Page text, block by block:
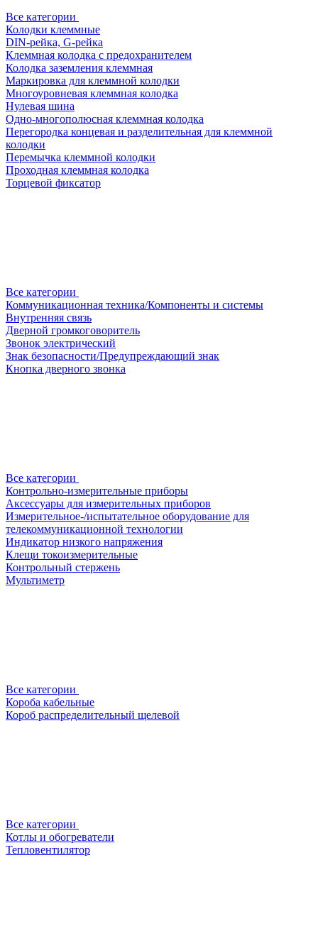
Все категории
Колодки клеммные
DIN-рейка, G-рейка
Клеммная колодка с предохранителем
Колодка заземления клеммная
Маркировка для клеммной колодки
Многоуровневая клеммная колодка
Нулевая шина
Одно-многополюсная клеммная колодка
Перегородка концевая и разделительная для клеммной
колодки
Перемычка клеммной колодки
Проходная клеммная колодка
Торцевой фиксатор
Все категории
Коммуникационная техника/Компоненты и системы
Внутренняя связь
Дверной громкоговоритель
Звонок электрический
Знак безопасности/Предупреждающий знак
Кнопка дверного звонка
Все категории
Контрольно-измерительные приборы
Аксессуары для измерительных приборов
Измерительное-/испытательное оборудование для
телекоммуникационной технологии
Индикатор низкого напряжения
Клещи токоизмерительные
Контрольный стержень
Мультиметр
Все категории
Короба кабельные
Короб распределительный щелевой
Все категории
Котлы и обогреватели
Тепловентилятор